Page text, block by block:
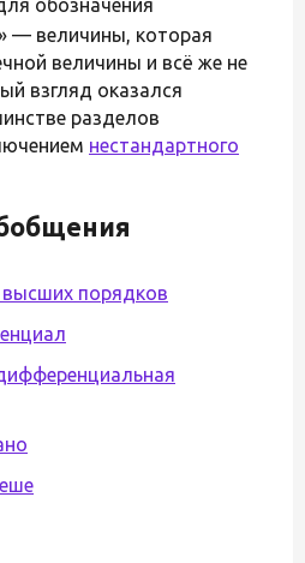
— величины, которая
величины и всё же не
взгляд оказался
разделов
нестандартного
порядков